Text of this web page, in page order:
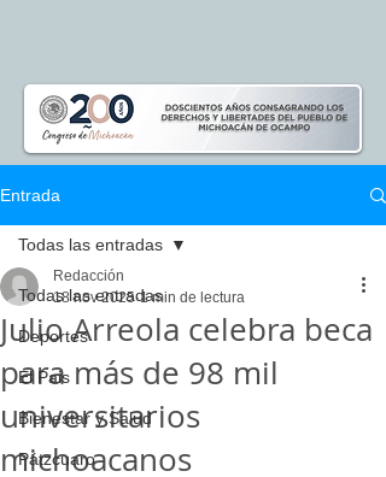
Entrada
Todas las entradas
Deportes
El Pais
Bienestar y Salud
Pátzcuaro
Todas las entradas
Julio Arreola celebra beca
para más de 98 mil
universitarios
michoacanos
Redacción
18 nov 2025 1 min de lectura